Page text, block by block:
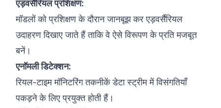
एड़वर्सैरियल प्रशिक्षण:
मॉडलों को प्रशिक्षण के दौरान जानबूझ कर एड़वर्सैरियल
उदाहरण दिखाए जाते हैं ताकि वे ऐसे विरूपण के प्रति मजबूत
बनें।
एनॉमली डिटेक्शन:
रियल-टाइम मॉनिटरिंग तकनीकें डेटा स्ट्रीम में विसंगतियाँ
पकड़ने के लिए प्रयुक्त होती हैं।